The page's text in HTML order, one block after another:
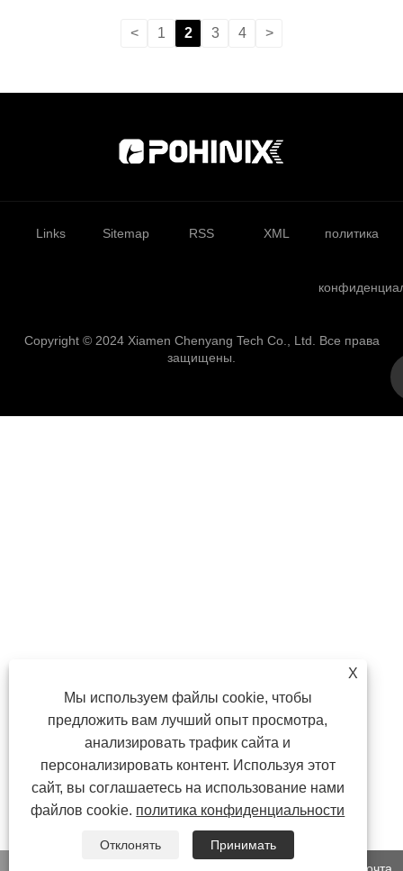
< 1 2 3 4 >
X
Мы используем файлы cookie, чтобы
предложить вам лучший опыт просмотра,
анализировать трафик сайта и
персонализировать контент. Используя этот
сайт, вы соглашаетесь на использование нами
файлов cookie. политика конфиденциальности
Отклонять
Принимать
Links Sitemap RSS XML политика
Copyright © 2024 Xiamen Chenyang Tech Co., Ltd. Все права
защищены.